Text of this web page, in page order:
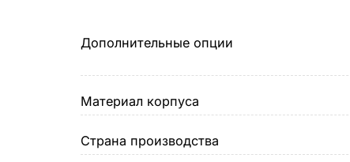
Дополнительные опции
Материал корпуса
Страна производства